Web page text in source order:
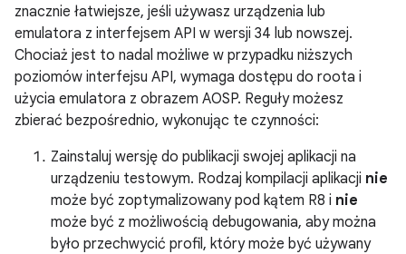
znacznie łatwiejsze, jeśli używasz urządzenia lub
emulatora z interfejsem API w wersji 34 lub nowszej.
Chociaż jest to nadal możliwe w przypadku niższych
poziomów interfejsu API, wymaga dostępu do roota i
użycia emulatora z obrazem AOSP. Reguły możesz
zbierać bezpośrednio, wykonując te czynności:
Zainstaluj wersję do publikacji swojej aplikacji na
urządzeniu testowym. Rodzaj kompilacji aplikacji nie
może być zoptymalizowany pod kątem R8 i nie
może być z możliwością debugowania, aby można
było przechwycić profil, który może być używany